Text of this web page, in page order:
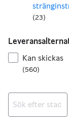
(23)
Kan skickas
(560)